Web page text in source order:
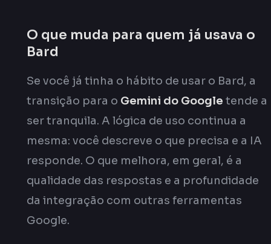
O que muda para quem já usava o
Bard
Se você já tinha o hábito de usar o Bard, a
transição para o Gemini do Google tende a
ser tranquila. A lógica de uso continua a
mesma: você descreve o que precisa e a IA
responde. O que melhora, em geral, é a
qualidade das respostas e a profundidade
da integração com outras ferramentas
Google.